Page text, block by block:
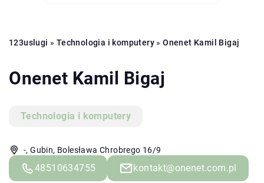
123uslugi » Technologia i komputery »Onenet Kamil Bigaj
Onenet Kamil Bigaj
Technologia i komputery
-, Gubin, Bolesława Chrobrego 16/9
48510634755
kontakt@onenet.com.pl